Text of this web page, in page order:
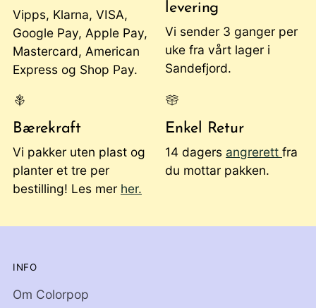
Vipps, Klarna, VISA,
Google Pay, Apple Pay,
Mastercard, American
Express og Shop Pay.
levering
Vi sender 3 ganger per
uke fra vårt lager i
Sandefjord.
Bærekraft
Vi pakker uten plast og
planter et tre per
bestilling! Les mer her.
Enkel Retur
14 dagers angrerett fra
du mottar pakken.
INFO
Om Colorpop